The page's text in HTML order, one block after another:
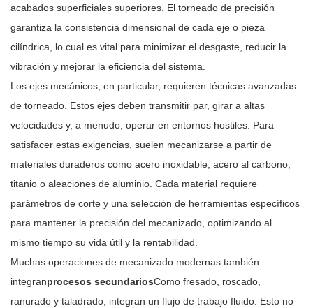
acabados superficiales superiores. El torneado de precisión
garantiza la consistencia dimensional de cada eje o pieza
cilíndrica, lo cual es vital para minimizar el desgaste, reducir la
vibración y mejorar la eficiencia del sistema.
Los ejes mecánicos, en particular, requieren técnicas avanzadas
de torneado. Estos ejes deben transmitir par, girar a altas
velocidades y, a menudo, operar en entornos hostiles. Para
satisfacer estas exigencias, suelen mecanizarse a partir de
materiales duraderos como acero inoxidable, acero al carbono,
titanio o aleaciones de aluminio. Cada material requiere
parámetros de corte y una selección de herramientas específicos
para mantener la precisión del mecanizado, optimizando al
mismo tiempo su vida útil y la rentabilidad.
Muchas operaciones de mecanizado modernas también
integranprocesos secundariosComo fresado, roscado,
ranurado y taladrado, integran un flujo de trabajo fluido. Esto no